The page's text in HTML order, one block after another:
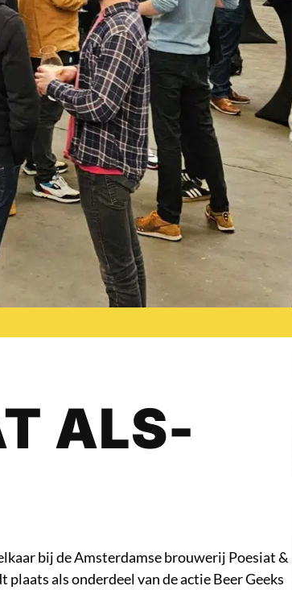
ALS-
bij de Amsterdamse brouwerij Poesiat &
als onderdeel van de actie Beer Geeks